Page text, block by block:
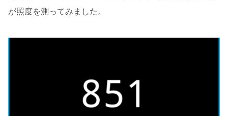
が照度を測ってみました。